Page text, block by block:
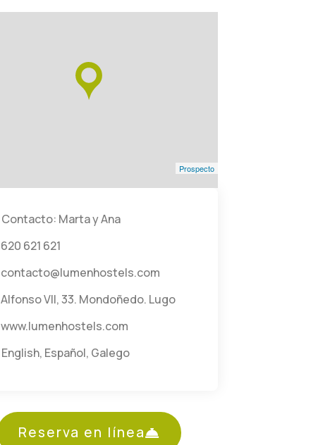
Prospecto
Contacto: Marta y Ana
620 621 621
contacto@lumenhostels.com
Alfonso VII, 33. Mondoñedo. Lugo
www.lumenhostels.com
English, Español, Galego
Reserva en línea